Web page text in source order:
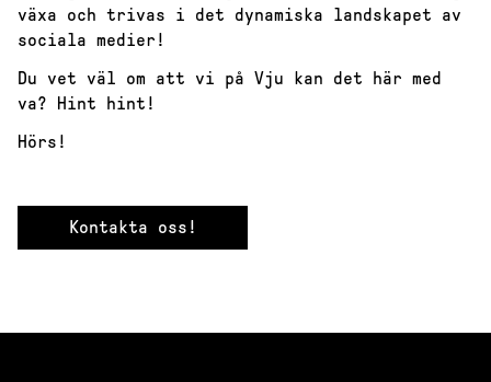
växa och trivas i det dynamiska landskapet av
sociala medier!
Du vet väl om att vi på Vju kan det här med
va? Hint hint!
Hörs!
Kontakta oss!